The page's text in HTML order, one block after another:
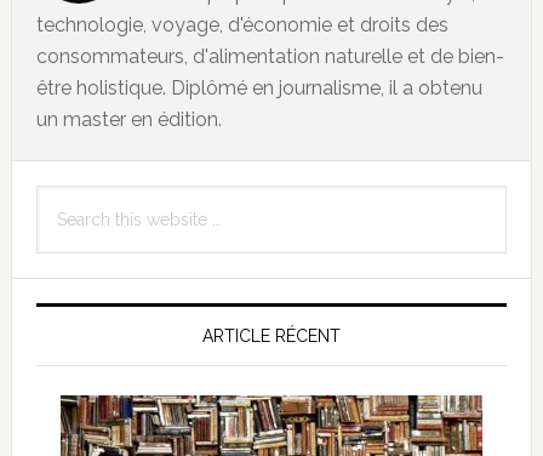
technologie, voyage, d'économie et droits des
consommateurs, d'alimentation naturelle et de bien-
être holistique. Diplômé en journalisme, il a obtenu
un master en édition.
Primary
Sidebar
this
ARTICLE RÉCENT